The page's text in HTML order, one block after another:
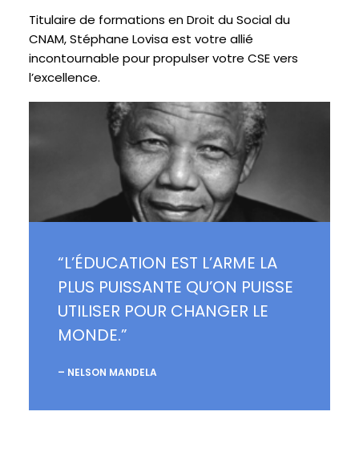
Titulaire de formations en Droit du Social du
CNAM, Stéphane Lovisa est votre allié
incontournable pour propulser votre CSE vers
l’excellence.
“L’ÉDUCATION EST L’ARME LA
PLUS PUISSANTE QU’ON PUISSE
UTILISER POUR CHANGER LE
MONDE.”
– NELSON MANDELA